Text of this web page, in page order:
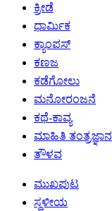
ಕ್ರೀಡೆ
ಧಾರ್ಮಿಕ
ಕ್ಯಾಂಪಸ್
ಕಣಜ
ಕಡೆಗೋಲು
ಮನೋರಂಜನೆ
ಕಥೆ-ಕಾವ್ಯ
ಮಾಹಿತಿ ತಂತ್ರಜ್ಞಾನ
ತೌಳವ
ಮುಖಪುಟ
ಸ್ಥಳೀಯ